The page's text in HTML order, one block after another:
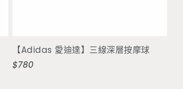
售完
【Adidas 愛迪達】三線深層按摩球
定
$780